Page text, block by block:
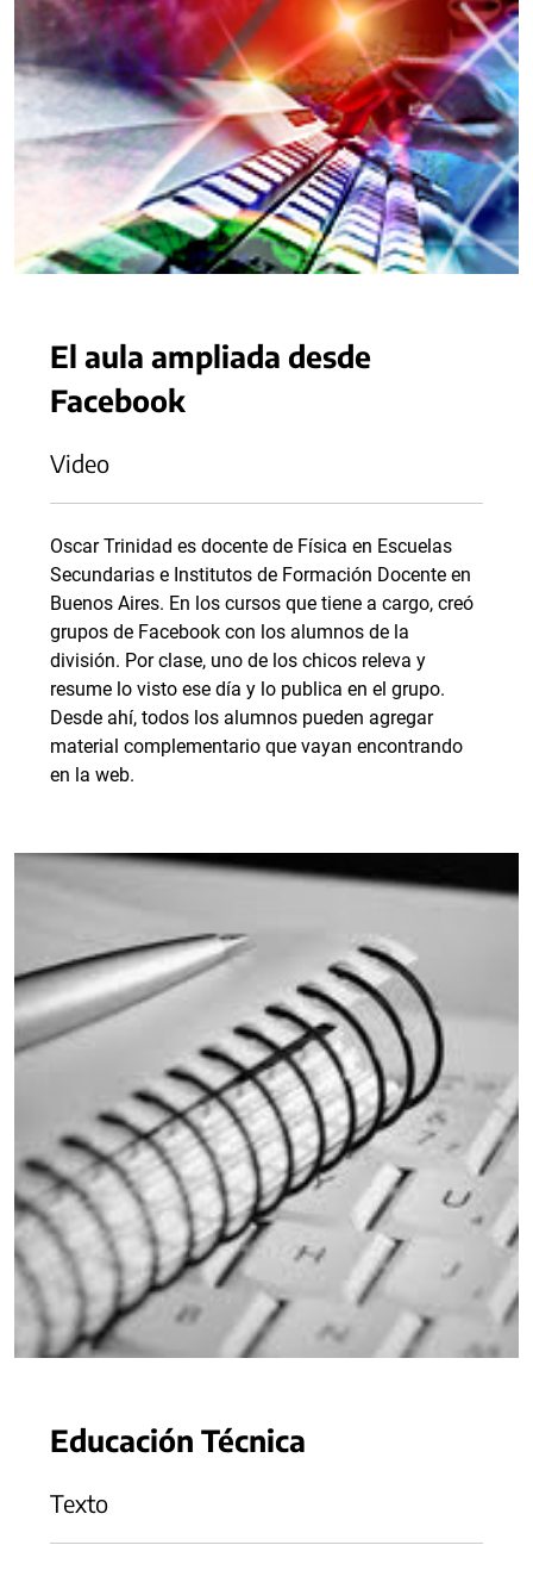
El aula ampliada desde
Facebook
Video
Oscar Trinidad es docente de Física en Escuelas
Secundarias e Institutos de Formación Docente en
Buenos Aires. En los cursos que tiene a cargo, creó
grupos de Facebook con los alumnos de la
división. Por clase, uno de los chicos releva y
resume lo visto ese día y lo publica en el grupo.
Desde ahí, todos los alumnos pueden agregar
material complementario que vayan encontrando
en la web.
Educación Técnica
Texto